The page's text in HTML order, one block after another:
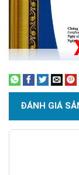
ĐÁNH GIÁ